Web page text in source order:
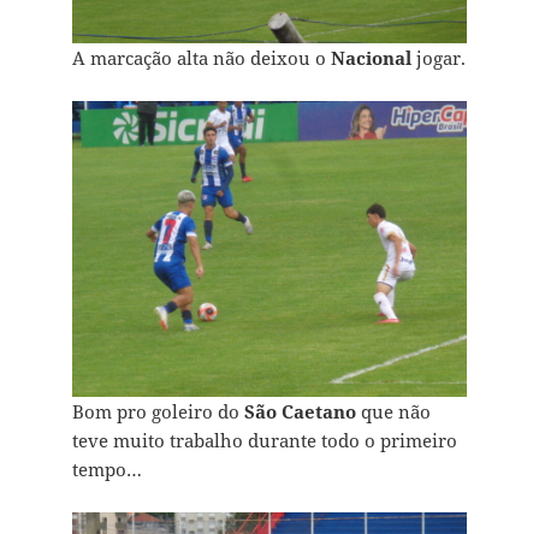
A marcação alta não deixou o Nacionaljogar.
Bom pro goleiro do São Caetanoque não
teve muito trabalho durante todo o primeiro
tempo…